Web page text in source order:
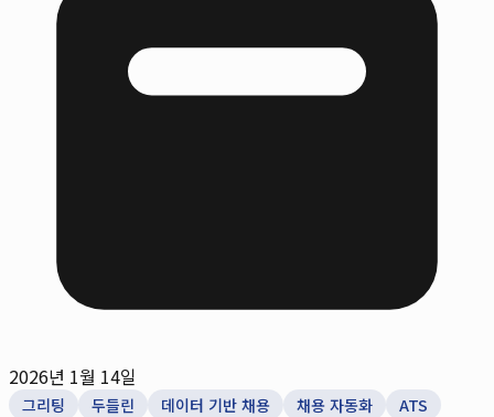
2026년 1월 14일
그리팅 두들린 데이터 기반 채용 채용 자동화 ATS